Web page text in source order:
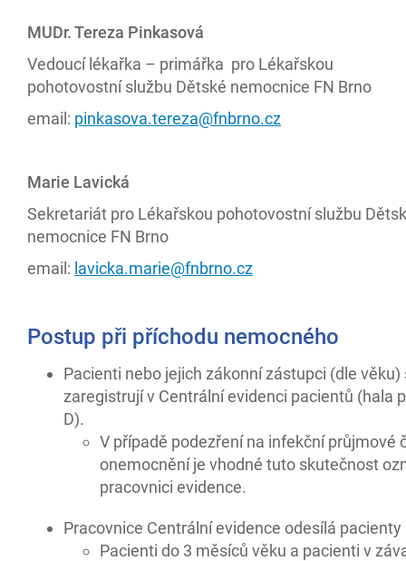
MUDr. Tereza Pinkasová
Vedoucí lékařka – primářka pro Lékařskou
pohotovostní službu Dětské nemocnice FN Brno
email: pinkasova.tereza@fnbrno.cz
Marie Lavická
Sekretariát pro Lékařskou pohotovostní službu
nemocnice FN Brno
email: lavicka.marie@fnbrno.cz
Postup při příchodu nemocného
Pacienti nebo jejich zákonní zástupci (dle věku)
zaregistrují v Centrální evidenci pacientů (hala
D).
V případě podezření na infekční průjmové
onemocnění je vhodné tuto skutečnost
pracovnici evidence.
Pracovnice Centrální evidence odesílá
Pacienti do 3 měsíců věku a pacienti v